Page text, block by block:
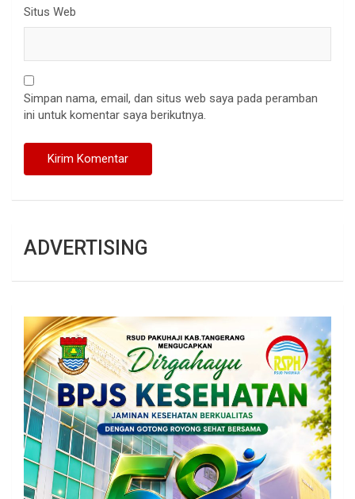
Situs Web
Simpan nama, email, dan situs web saya pada peramban
ini untuk komentar saya berikutnya.
ADVERTISING